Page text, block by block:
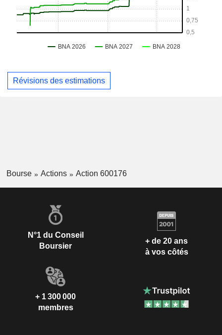
Révisions des estimations
Bourse Actions Action 600176
N°1 du Conseil
Boursier
+ de 20 ans
à vos côtés
+ 1 300 000
membres